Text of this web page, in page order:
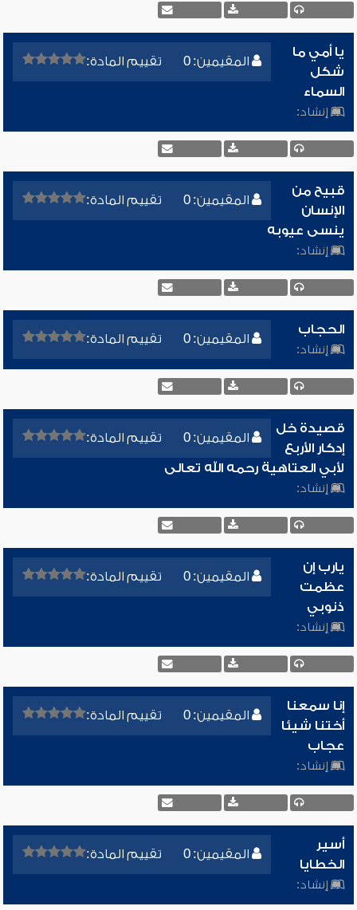
المقيمين: 0 تقييم المادة:
يا أمي ما
شكل
السماء
إنشاد:
المقيمين: 0 تقييم المادة:
قبيح من
الإنسان
ينسى عيوبه
إنشاد:
المقيمين: 0 تقييم المادة:
الحجاب
إنشاد:
المقيمين: 0 تقييم المادة:
قصيدة خل
إدكار الأربع
لأبي العتاهية رحمه الله تعالى
إنشاد:
المقيمين: 0 تقييم المادة:
يارب إن
عظمت
ذنوبي
إنشاد:
المقيمين: 0 تقييم المادة:
إنا سمعنا
أختنا شيئا
عجاب
إنشاد:
المقيمين: 0 تقييم المادة:
أسير
الخطايا
إنشاد: